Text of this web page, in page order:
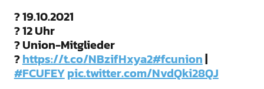
? 19.10.2021
? 12 Uhr
? Union-Mitglieder
?https://t.co/NBzifHxya2#fcunion|
#FCUFEYpic.twitter.com/NvdQki28QJ